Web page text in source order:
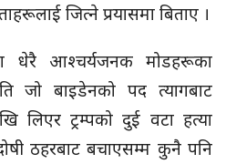
जित्ने प्रयासमा बिताए ।
धेरै आश्चर्यजनक मोडहरूका
जोबाइडेनको पद त्यागबाट
लिएर ट्रम्पको दुई वटा हत्या
ठहरबाटबचाएसम्म कुनै पनि